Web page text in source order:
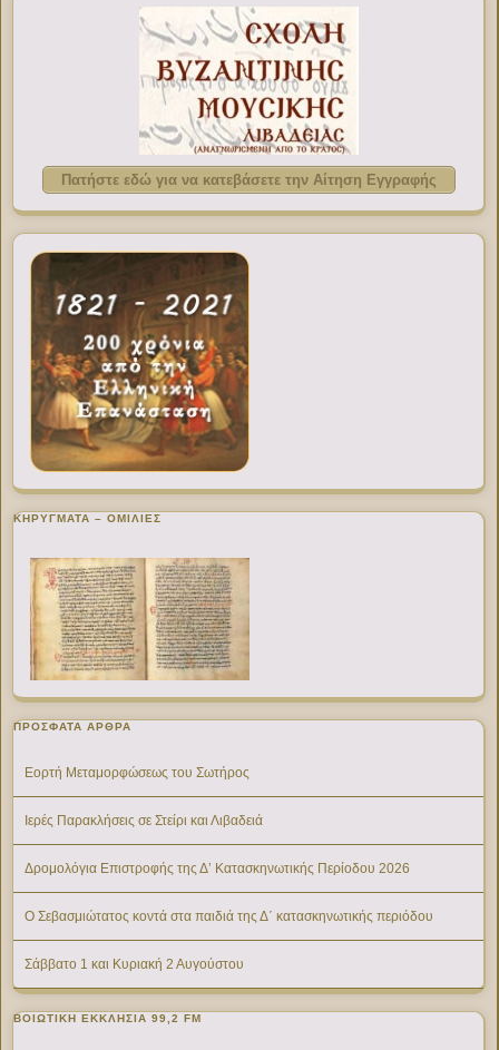
Πατήστε εδώ για να κατεβάσετε την Αίτηση Εγγραφής
ΚΗΡΥΓΜΑΤΑ – ΟΜΙΛΙΕΣ
ΠΡΌΣΦΑΤΑ ΆΡΘΡΑ
Εορτή Μεταμορφώσεως του Σωτήρος
Ιερές Παρακλήσεις σε Στείρι και Λιβαδειά
Δρομολόγια Επιστροφής της Δ’ Κατασκηνωτικής Περίοδου 2026
Ο Σεβασμιώτατος κοντά στα παιδιά της Δ΄ κατασκηνωτικής περιόδου
Σάββατο 1 και Κυριακή 2 Αυγούστου
ΒΟΙΩΤΙΚΉ ΕΚΚΛΗΣΊΑ 99,2 FM